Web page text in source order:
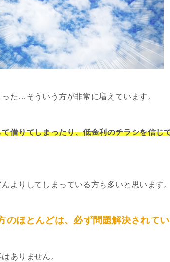
た…そういう方が非常に増えています。
借りてしまったり、低金利のチラシを信じ
よりしてしまっている方も多いと思います。
ほとんどは、必ず問題解決されてい
ありません。